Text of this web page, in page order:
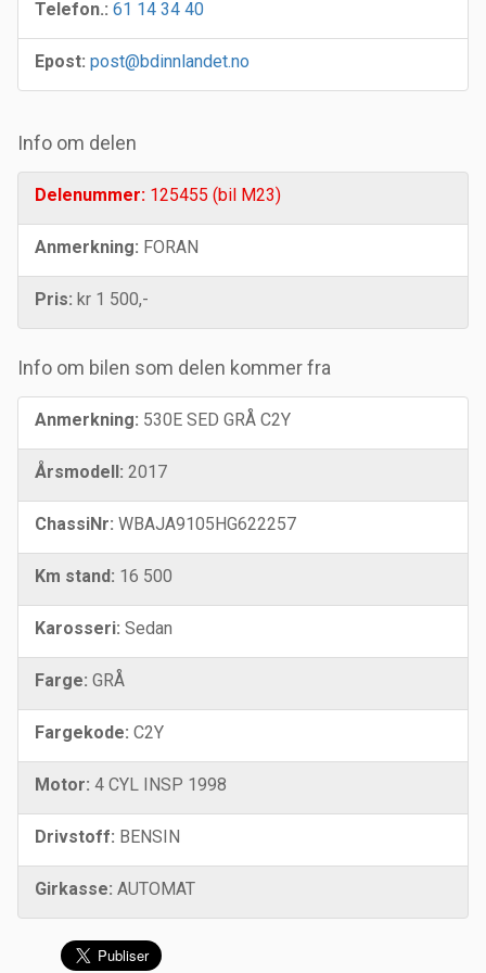
Telefon.: 61 14 34 40
Epost: post@bdinnlandet.no
Info om delen
Delenummer: 125455 (bil M23)
Anmerkning: FORAN
Pris: kr 1 500,-
Info om bilen som delen kommer fra
Anmerkning: 530E SED GRÅ C2Y
Årsmodell: 2017
ChassiNr: WBAJA9105HG622257
Km stand: 16 500
Karosseri: Sedan
Farge: GRÅ
Fargekode: C2Y
Motor: 4 CYL INSP 1998
Drivstoff: BENSIN
Girkasse: AUTOMAT